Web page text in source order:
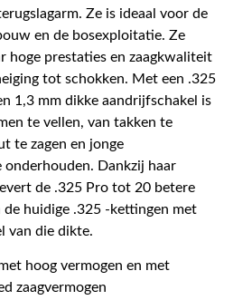
Ze is ideaal voor de
en de bosexploitatie. Ze
hoge prestaties en zaagkwaliteit
tot schokken. Met een .325
1,3 mm dikke aandrijfschakel is
te vellen, van takken te
te zagen en jonge
onderhouden. Dankzij haar
de .325 Pro tot 20 betere
de huidige .325 -kettingen met
van die dikte.
hoog vermogen en met
zaagvermogen